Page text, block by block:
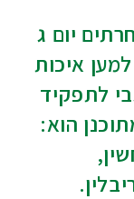
מחרתים יום ג
למען איכות
לתפקיד
הוא: